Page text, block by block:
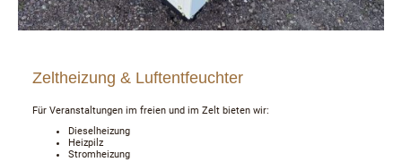
Zeltheizung & Luftentfeuchter
Für Veranstaltungen im freien und im Zelt bieten wir:
Dieselheizung
Heizpilz
Stromheizung